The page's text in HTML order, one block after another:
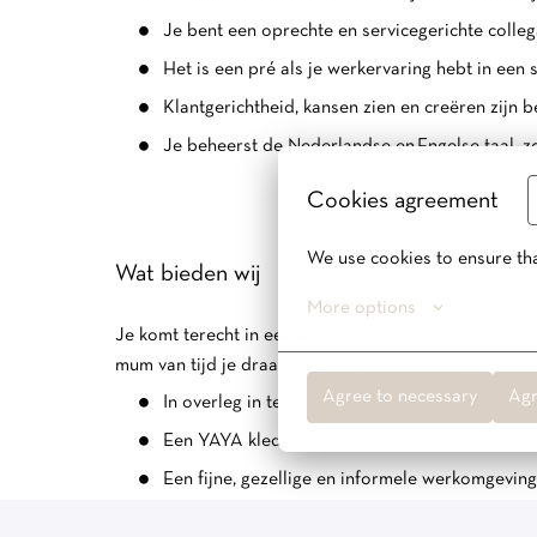
Cookies agreement
We use cookies to ensure
More options
Agree to necessary
Je bent een oprechte en servicegerichte
Het is een pré als je werkervaring hebt in een
Klantgerichtheid, kansen zien en creëren zijn
Je beheerst de Nederlandse en Engelse taal,
Wat bieden wij
Je komt terecht in een warm en hecht team. Wij
mum van tijd je draai vindt in de winkel. Verder kun
In overleg in te plannen uren, goed te
Een YAYA kledingbudget waarmee je de
Een fijne, gezellige en informele